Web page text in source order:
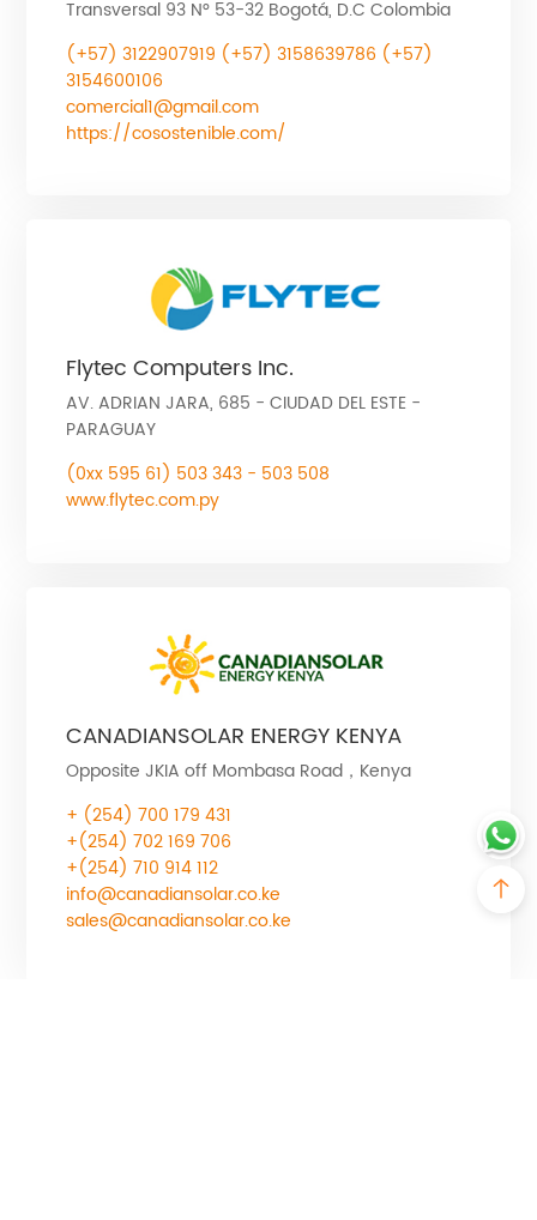
Transversal 93 N° 53-32 Bogotá, D.C Colombia
(+57) 3122907919 (+57) 3158639786 (+57)
3154600106
comercial1@gmail.com
https://cosostenible.com/
Flytec Computers Inc.
AV. ADRIAN JARA, 685 - CIUDAD DEL ESTE -
PARAGUAY
(0xx 595 61) 503 343 - 503 508
www.flytec.com.py
CANADIANSOLAR ENERGY KENYA
Opposite JKIA off Mombasa Road，Kenya
+ (254) 700 179 431
+(254) 702 169 706
+(254) 710 914 112
info@canadiansolar.co.ke
sales@canadiansolar.co.ke